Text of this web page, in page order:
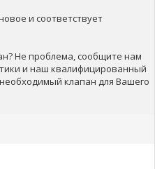
и соответствует
Не проблема, сообщите нам
и наш квалифицированный
клапан для Вашего